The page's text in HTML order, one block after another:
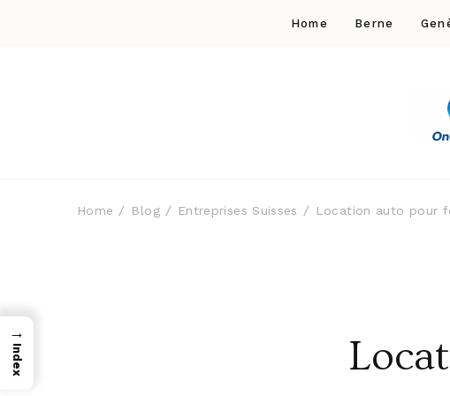
Home Berne
Home Blog Entreprises Suisses Location auto pour
→
Index